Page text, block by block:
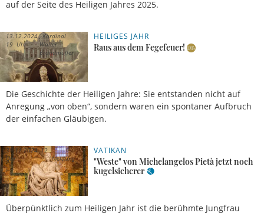
auf der Seite des Heiligen Jahres 2025.
HEILIGES JAHR
Raus aus dem Fegefeuer!
Die Geschichte der Heiligen Jahre: Sie entstanden nicht auf
Anregung „von oben“, sondern waren ein spontaner Aufbruch
der einfachen Gläubigen.
13.12.2024,
19 Uhr
Kardinal
Walter
Brandmüller
VATIKAN
"Weste" von Michelangelos Pietà jetzt noch
kugelsicherer
Überpünktlich zum Heiligen Jahr ist die berühmte Jungfrau
30.11.2024, 12
Uhr
Meldung